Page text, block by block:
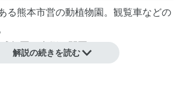
る熊本市営の動植物園。観覧車などの
趣園の東側に開園した。
解説の続きを読む